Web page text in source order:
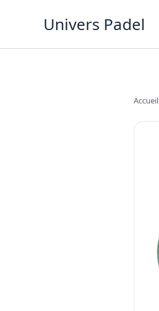
Univers Padel
Accueil